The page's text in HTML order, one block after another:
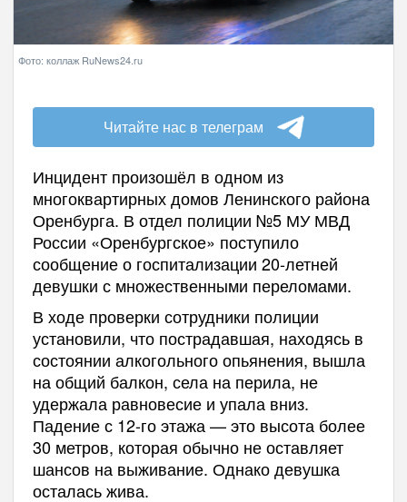
Фото: коллаж RuNews24.ru
Читайте нас в телеграм
Инцидент произошёл в одном из
многоквартирных домов Ленинского района
Оренбурга. В отдел полиции №5 МУ МВД
России «Оренбургское» поступило
сообщение о госпитализации 20-летней
девушки с множественными переломами.
В ходе проверки сотрудники полиции
установили, что пострадавшая, находясь в
состоянии алкогольного опьянения, вышла
на общий балкон, села на перила, не
удержала равновесие и упала вниз.
Падение с 12-го этажа — это высота более
30 метров, которая обычно не оставляет
шансов на выживание. Однако девушка
осталась жива.